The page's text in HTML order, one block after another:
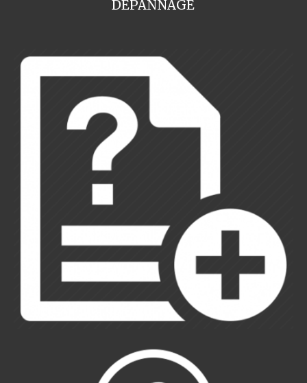
DEPANNAGE